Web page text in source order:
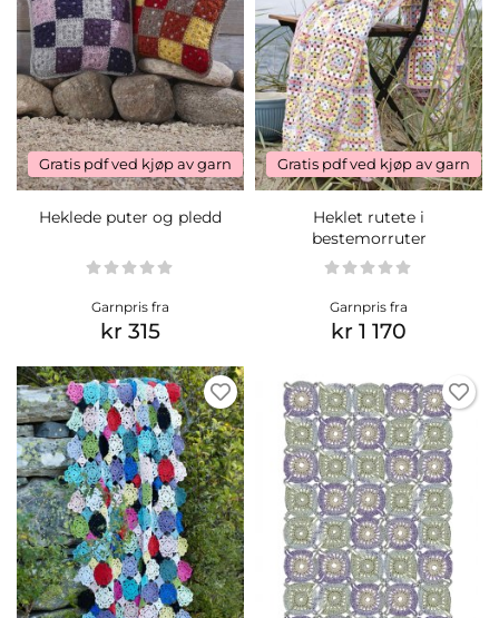
Gratis pdf ved kjøp av garn
Heklede puter og pledd
Garnpris fra
kr 315
Gratis pdf ved kjøp av garn
Heklet rutete i
bestemorruter
Garnpris fra
kr 1 170